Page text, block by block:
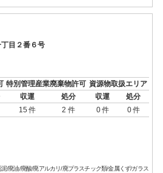
目２番６号
特別管理産業廃棄物許可 資源物取扱エリア
収運 処分 収運
処分
15 件 2 件 0 件 0 件
/廃油/廃酸/廃アルカリ/廃プラスチック類/金属くず/ガラス